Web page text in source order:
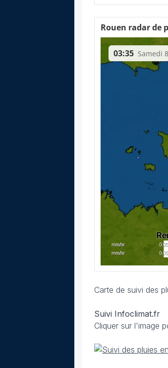
Carte de suivi des
Suivi Infoclimat.fr
Cliquer sur l'image